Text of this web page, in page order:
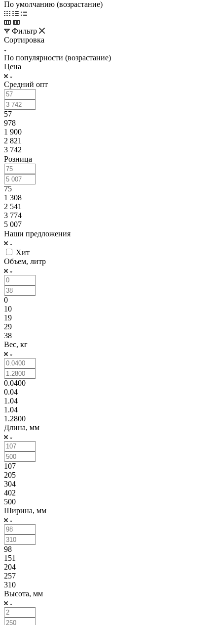
По умолчанию (возрастание)
Фильтр
Сортировка
По популярности (возрастание)
Цена
Средний опт
57
978
1 900
2 821
3 742
Розница
75
1 308
2 541
3 774
5 007
Наши предложения
Хит
Объем, литр
0
10
19
29
38
Вес, кг
0.0400
0.04
1.04
1.04
1.2800
Длина, мм
107
205
304
402
500
Ширина, мм
98
151
204
257
310
Высота, мм